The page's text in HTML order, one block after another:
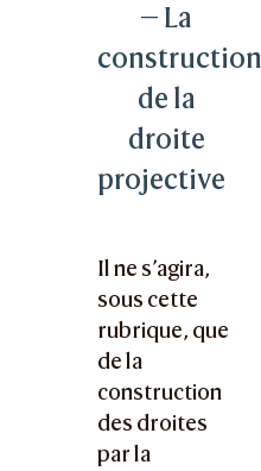
— La
de la
droite
projective
Il ne s’agira,
sous cette
rubrique, que
de la
construction
des droites
par la